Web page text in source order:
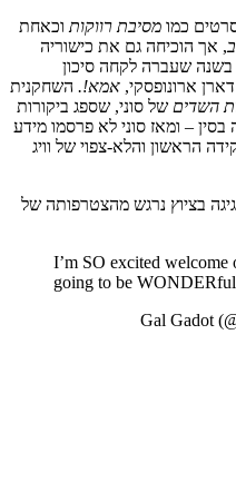
כמו מסיבת רווקות וכאחת
, אך הוכיחה גם את כישוריה
בשנה שעברה לקחה סיכון
ארונופסקי, אמא!. השחקנית
השדים של סוני, שספג ביקורות
– ומאז סוני לא פרסמו מידע
הראשון והלא-צפוי של וויג
בציוץ נרגש מהצטרפותה של
I’m SO excited
going to be